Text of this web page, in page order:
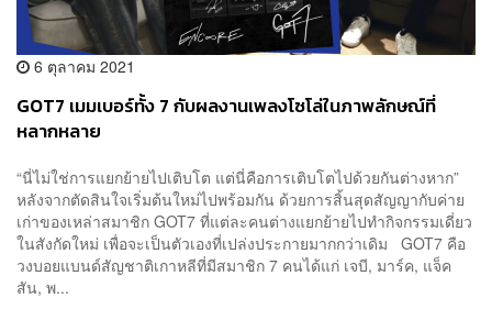
6 ตุลาคม 2021
GOT7 เมมเบอร์ทั้ง 7 กับผลงานเพลงโซโล่ในภาพลักษณ์ที่
หลากหลาย
“นี่ไม่ใช่การแยกย้ายไปเติบโต แต่นี่คือการเติบโตไปด้วยกันต่างหาก”
หลังจากตัดสินใจเริ่มต้นใหม่ไปพร้อมกัน ด้วยการสิ้นสุดสัญญากับค่าย
เก่าของเหล่าสมาชิก GOT7 ที่แต่ละคนต่างแยกย้ายไปทำกิจกรรมเดี่ยว
ในสังกัดใหม่ เพื่อจะเป็นตัวเองที่เปล่งประกายมากกว่าเดิม GOT7 คือ
วงบอยแบนด์สัญชาติเกาหลีที่มีสมาชิก 7 คนได้แก่ เจบี, มาร์ค, แจ็ค
สัน, พ...